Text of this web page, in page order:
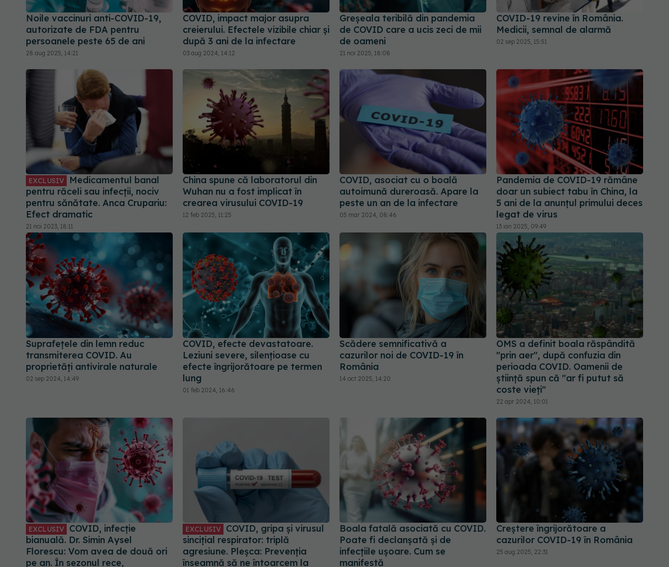
Noile vaccinuri anti-COVID-19,
autorizate de FDA pentru
persoanele peste 65 de ani
28 aug 2025, 14:21
COVID, impact major asupra
creierului. Efectele vizibile chiar și
după 3 ani de la infectare
03 aug 2024, 14:12
Greșeala teribilă din pandemia
de COVID care a ucis zeci de mii
de oameni
21 noi 2025, 18:08
COVID-19 revine în România.
Medicii, semnal de alarmă
02 sep 2025, 15:51
EXCLUSIV
Medicamentul banal
pentru răceli sau infecții, nociv
pentru sănătate. Anca Crupariu:
Efect dramatic
21 noi 2023, 18:11
China spune că laboratorul din
Wuhan nu a fost implicat în
crearea virusului COVID-19
12 feb 2025, 11:25
COVID, asociat cu o boală
autoimună dureroasă. Apare la
peste un an de la infectare
05 mar 2024, 08:46
Pandemia de COVID-19 rămâne
doar un subiect tabu în China, la
5 ani de la anunțul primului deces
legat de virus
13 ian 2025, 09:49
Suprafețele din lemn reduc
transmiterea COVID. Au
proprietăți antivirale naturale
02 sep 2024, 14:49
COVID, efecte devastatoare.
Leziuni severe, silențioase cu
efecte îngrijorătoare pe termen
lung
01 feb 2024, 16:46
Scădere semnificativă a
cazurilor noi de COVID-19 în
România
14 oct 2025, 14:20
OMS a definit boala răspândită
"prin aer", după confuzia din
perioada COVID. Oamenii de
știință spun că "ar fi putut să
coste vieți"
22 apr 2024, 10:01
EXCLUSIV
COVID, infecție
bianuală. Dr. Simin Aysel
Florescu: Vom avea de două ori
pe an. În sezonul rece,
EXCLUSIV
COVID, gripa și virusul
sincițial respirator: triplă
agresiune. Pleșca: Prevenția
înseamnă să ne întoarcem la
Boala fatală asociată cu COVID.
Poate fi declanșată și de
infecțiile ușoare. Cum se
manifestă
Creștere îngrijorătoare a
cazurilor COVID-19 în România
25 aug 2025, 22:31